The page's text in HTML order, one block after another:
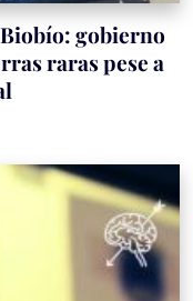
gobierno
raras pese a